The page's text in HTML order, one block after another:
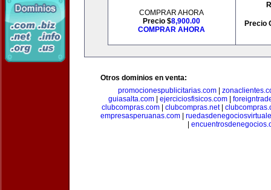
COMPRAR AHORA
Precio $8,900.00
COMPRAR AHORA
Precio
Otros dominios en venta:
promocionespublicitarias.com|
guiasalta.com
ejerciciosfisicos.com
clubcompras.com| clubcompras.net|
empresasperuanas.com